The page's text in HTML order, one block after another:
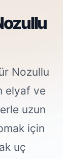
Nozullu
elyaf ve
uzun
için
uç